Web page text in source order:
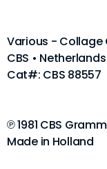
Various - Collage
CBS • Netherlands
Cat#: CBS 88557
℗ 1981 CBS
Made in Holland